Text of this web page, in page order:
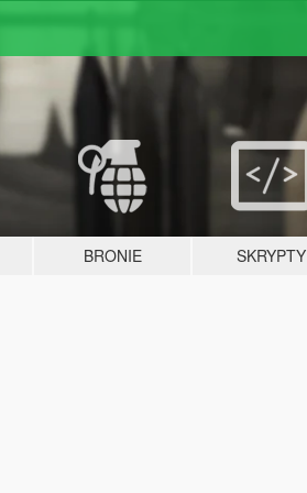
BRONIE SKRYPTY